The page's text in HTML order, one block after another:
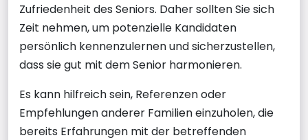
Zufriedenheit des Seniors. Daher sollten Sie sich
Zeit nehmen, um potenzielle Kandidaten
persönlich kennenzulernen und sicherzustellen,
dass sie gut mit dem Senior harmonieren.
Es kann hilfreich sein, Referenzen oder
Empfehlungen anderer Familien einzuholen, die
bereits Erfahrungen mit der betreffenden